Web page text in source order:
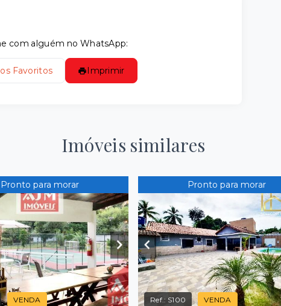
com alguém no WhatsApp:
Favoritos Imprimir
Imóveis similares
Pronto para morar
VENDA
Pronto para morar
Ref.: S100 VENDA